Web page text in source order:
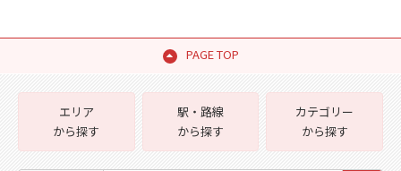
PAGE TOP
エリア
から探す
駅・路線
から探す
カテゴリー
から探す